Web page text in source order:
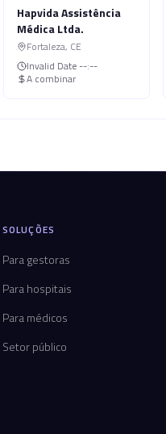
Hapvida Assistência
Médica Ltda.
Fortaleza, CE
Invalid Date --:--
A combinar
SOLUÇÕES
Para gestoras
Para hospitais
Para médicos
Setor público